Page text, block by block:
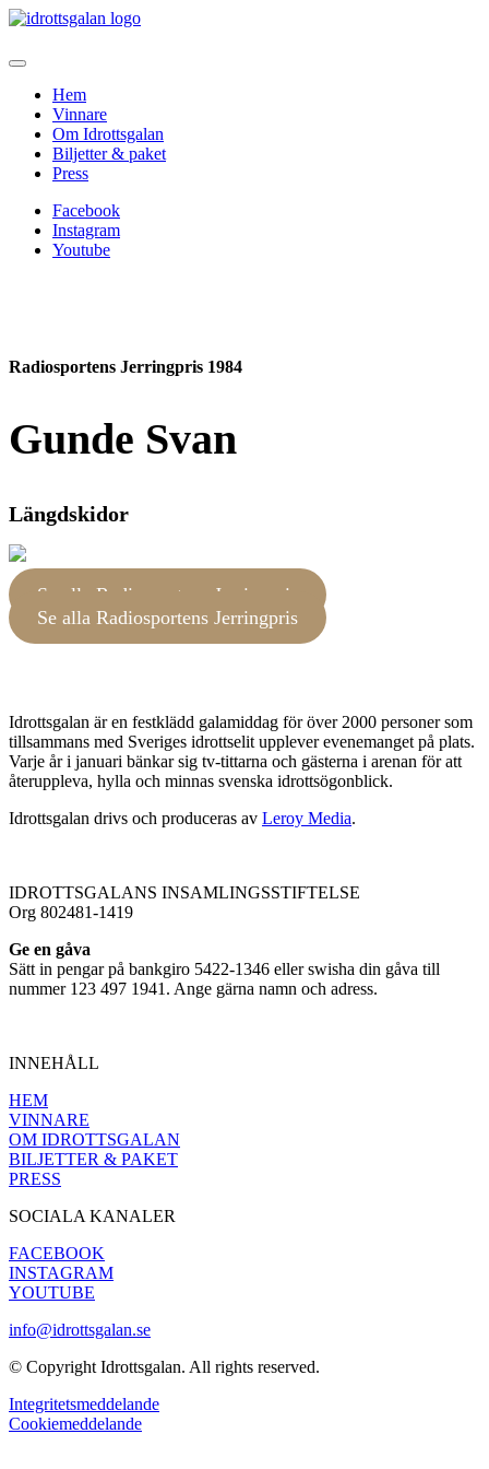
Hem
Vinnare
Om Idrottsgalan
Biljetter & paket
Press
Facebook
Instagram
Youtube
Radiosportens Jerringpris 1984
Gunde Svan
Längdskidor
Se alla Radiosportens Jerringpris
Se alla Radiosportens Jerringpris
Idrottsgalan är en festklädd galamiddag för över 2000 personer som
tillsammans med Sveriges idrottselit upplever evenemanget på plats.
Varje år i januari bänkar sig tv-tittarna och gästerna i arenan för att
återuppleva, hylla och minnas svenska idrottsögonblick.
Idrottsgalan drivs och produceras av Leroy Media.
IDROTTSGALANS INSAMLINGSSTIFTELSE
Org 802481-1419
Ge en gåva
Sätt in pengar på bankgiro 5422-1346 eller swisha din gåva till
nummer 123 497 1941. Ange gärna namn och adress.
INNEHÅLL
HEM
VINNARE
OM IDROTTSGALAN
BILJETTER & PAKET
PRESS
SOCIALA KANALER
FACEBOOK
INSTAGRAM
YOUTUBE
info@idrottsgalan.se
© Copyright Idrottsgalan. All rights reserved.
Integritetsmeddelande
Cookiemeddelande